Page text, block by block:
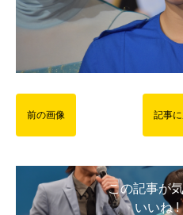
前の画像 記事
この記事が
いいね !